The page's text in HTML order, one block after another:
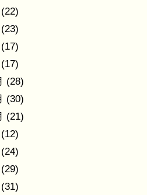
(22)
(23)
(17)
(17)
(28)
(30)
(21)
(12)
(24)
(29)
(31)